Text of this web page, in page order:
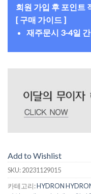
회원 가입 후 포인트
[ 구매 가이드 ]
재주문시 3-4일
Add to Wishlist
SKU:20231129015
카테고리:HYDRON